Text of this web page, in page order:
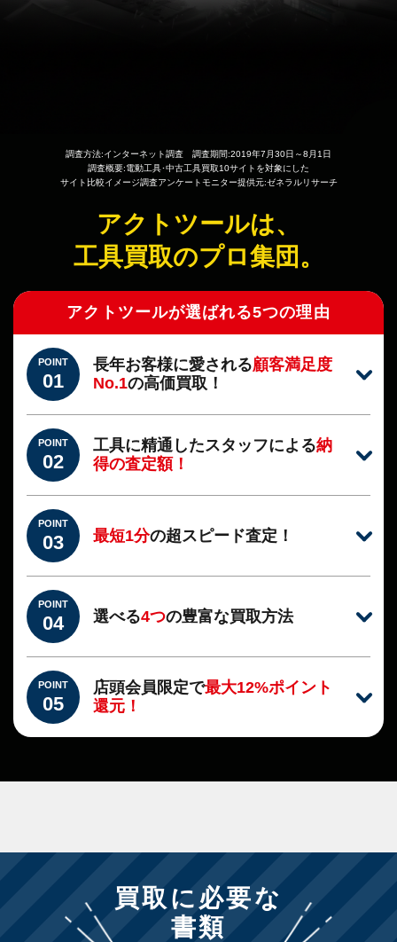
調査方法:インターネット調査 調査期間:2019年7月30日～8月1日
調査概要:電動工具･中古工具買取10サイトを対象にした
サイト比較イメージ調査アンケートモニター提供元:ゼネラルリサーチ
アクトツールは、
工具買取のプロ集団。
アクトツールが選ばれる5つの理由
POINT
01
長年お客様に愛される顧客満足度
No.1の高価買取！
POINT
02
工具に精通したスタッフによる納
得の査定額！
POINT
03 最短1分の超スピード査定！
POINT
04 選べる4つの豊富な買取方法
POINT
05
店頭会員限定で最大12%ポイント
還元！
買取に必要な
書類